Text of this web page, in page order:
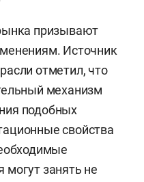
призывают
Источник
отметил, что
механизм
подобных
свойства
могут занять не